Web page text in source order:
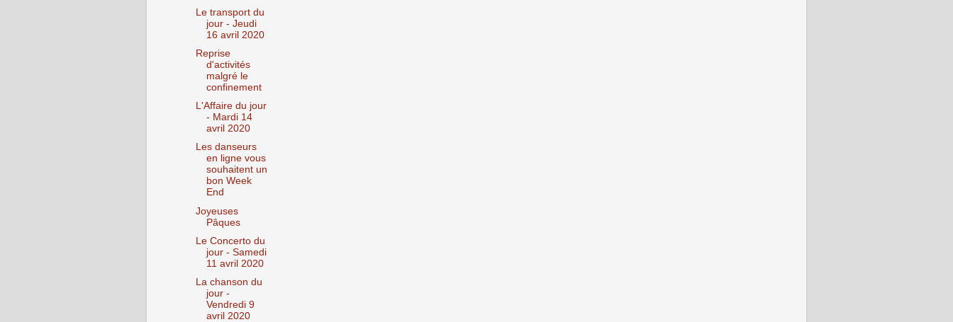
Le transport du
jour - Jeudi
16 avril 2020
Reprise
d'activités
malgré le
confinement
L'Affaire du jour
- Mardi 14
avril 2020
Les danseurs
en ligne vous
souhaitent un
bon Week
End
Joyeuses
Pâques
Le Concerto du
jour - Samedi
11 avril 2020
La chanson du
jour -
Vendredi 9
avril 2020